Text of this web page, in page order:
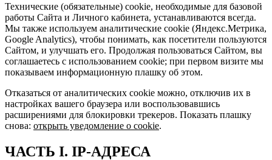
Технические (обязательные) cookie, необходимые для базовой
работы Сайта и Личного кабинета, устанавливаются всегда.
Мы также используем аналитические cookie (Яндекс.Метрика,
Google Analytics), чтобы понимать, как посетители пользуются
Сайтом, и улучшать его. Продолжая пользоваться Сайтом, вы
соглашаетесь с использованием cookie; при первом визите мы
показываем информационную плашку об этом.
Отказаться от аналитических cookie можно, отключив их в
настройках вашего браузера или воспользовавшись
расширениями для блокировки трекеров. Показать плашку
снова: открыть уведомление о cookie.
ЧАСТЬ I. IP-АДРЕСА